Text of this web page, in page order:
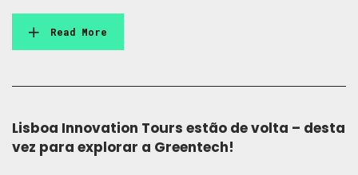
Read More
Lisboa Innovation Tours estão de volta – desta
vez para explorar a Greentech!